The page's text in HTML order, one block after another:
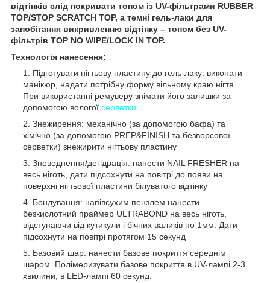
відтінків слід покривати топом із UV-фільтрами RUBBER
TOP/STOP SCRATCH TOP, а темні гель-лаки для
запобігання викривленню відтінку – топом без UV-
фільтрів TOP NO WIPE/LOCK IN TOP.
Технологія нанесення:
Підготувати нігтьову пластину до гель-лаку: виконати
манікюр, надати потрібну форму вільному краю нігтя.
При використанні ремуверу знімати його залишки за
допомогою вологої серветки
Знежирення: механічно (за допомогою бафа) та
хімічно (за допомогою PREP&FINISH та безворсової
серветки) знежирити нігтьову пластину
Зневоднення/дегідрація: нанести NAIL FRESHER на
весь ніготь, дати підсохнути на повітрі до появи на
поверхні нігтьової пластини білуватого відтінку
Бондування: напівсухим пензлем нанести
безкислотний праймер ULTRABOND на весь ніготь,
відступаючи від кутикули і бічних валиків по 1мм. Дати
підсохнути на повітрі протягом 15 секунд
Базовий шар: нанести базове покриття середнім
шаром. Полімеризувати базове покриття в UV-лампі 2-3
хвилини, в LED-лампі 60 секунд.